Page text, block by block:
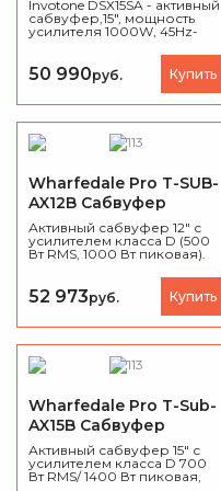
Invotone DSX15SA - активный
сабвуфер,15", мощность
усилителя 1000W, 45Hz-
50 990руб. Купить
Wharfedale Pro T-SUB-
AX12B Сабвуфер
активный
Активный сабвуфер 12" с
усилителем класса D (500
Вт RMS, 1000 Вт пиковая).
давление 130 дБ, частотный
диапазон 50–200 Гц.
Корпус из фанеры с
покрытием Tough-Tone. Для
клубов, баров и
инсталляций.
52 973руб. Купить
Wharfedale Pro T-Sub-
AX15B Сабвуфер
активный
Активный сабвуфер 15" с
усилителем класса D 700
Вт RMS/ 1400 Вт пиковая,